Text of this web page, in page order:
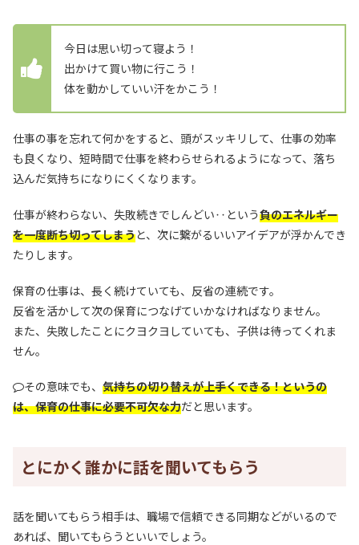
今日は思い切って寝よう！
出かけて買い物に行こう！
体を動かしていい汗をかこう！
仕事の事を忘れて何かをすると、頭がスッキリして、仕事の効率
も良くなり、短時間で仕事を終わらせられるようになって、落ち
込んだ気持ちになりにくくなります。
仕事が終わらない、失敗続きでしんどい‥という負のエネルギー
を一度断ち切ってしまうと、次に繋がるいいアイデアが浮かんでき
たりします。
保育の仕事は、長く続けていても、反省の連続です。
反省を活かして次の保育につなげていかなければなりません。
また、失敗したことにクヨクヨしていても、子供は待ってくれま
せん。
その意味でも、 気持ちの切り替えが上手くできる！というの
は、保育の仕事に必要不可欠な力だと思います。
とにかく誰かに話を聞いてもらう
話を聞いてもらう相手は、職場で信頼できる同期などがいるので
あれば、聞いてもらうといいでしょう。